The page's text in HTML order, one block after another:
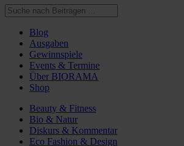
Blog
Ausgaben
Gewinnspiele
Events & Termine
Über BIORAMA
Shop
Beauty & Fitness
Bio & Natur
Diskurs & Kommentar
Eco Fashion & Design